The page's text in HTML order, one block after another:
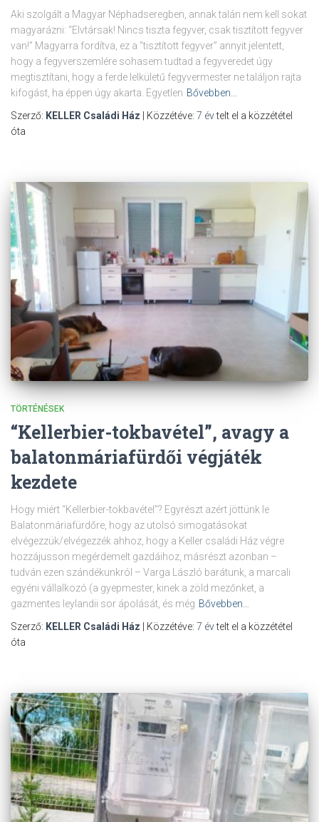
Aki szolgált a Magyar Néphadseregben, annak talán nem kell sokat
magyarázni: “Elvtársak! Nincs tiszta fegyver, csak tisztított fegyver
van!” Magyarra fordítva, ez a “tisztított fegyver” annyit jelentett,
hogy a fegyverszemlére sohasem tudtad a fegyveredet úgy
megtisztítani, hogy a ferde lelkületű fegyvermester ne találjon rajta
kifogást, ha éppen úgy akarta. Egyetlen Bővebben…
Szerző: KELLER Családi Ház | Közzétéve: 7 évtelt el a közzététel
óta
TÖRTÉNÉSEK
“Kellerbier-tokbavétel”, avagy a
balatonmáriafürdői végjáték
kezdete
Hogy miért “Kellerbier-tokbavétel”? Egyrészt azért jöttünk le
Balatonmáriafürdőre, hogy az utolsó simogatásokat
elvégezzük/elvégezzék ahhoz, hogy a Keller családi Ház végre
hozzájusson megérdemelt gazdáihoz, másrészt azonban –
tudván ezen szándékunkról – Varga László barátunk, a marcali
egyéni vállalkozó (a gyepmester, kinek a zöld mezőnket, a
gazmentes leylandii sor ápolását, és még Bővebben…
Szerző: KELLER Családi Ház | Közzétéve: 7 évtelt el a közzététel
óta